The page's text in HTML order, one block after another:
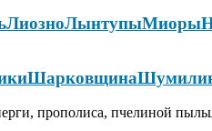
ЛиозноЛынтупыМиоры
Шарковщина
прополиса, пчелиной